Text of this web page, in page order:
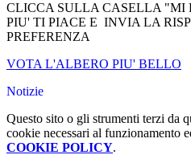
CLICCA SULLA CASELLA "MI
PIU' TI PIACE E INVIA LA
PREFERENZA
VOTA L'ALBERO PIU' BELLO
Notizie
Questo sito o gli strumenti terzi da
cookie necessari al funzionamento
COOKIE POLICY.